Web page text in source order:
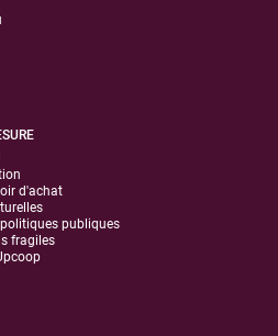
d'achat
publiques
fragiles